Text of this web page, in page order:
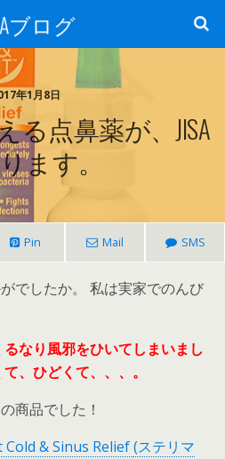
ブログ
年1月8日
る点鼻薬が、JISA
ます。
Pin Mail SMS
でしたか。 私は実家でのんび
なり風邪をひいてしまいまし
、ひどくて、、、。
商品でした！
& Sinus Relief(ステリマ